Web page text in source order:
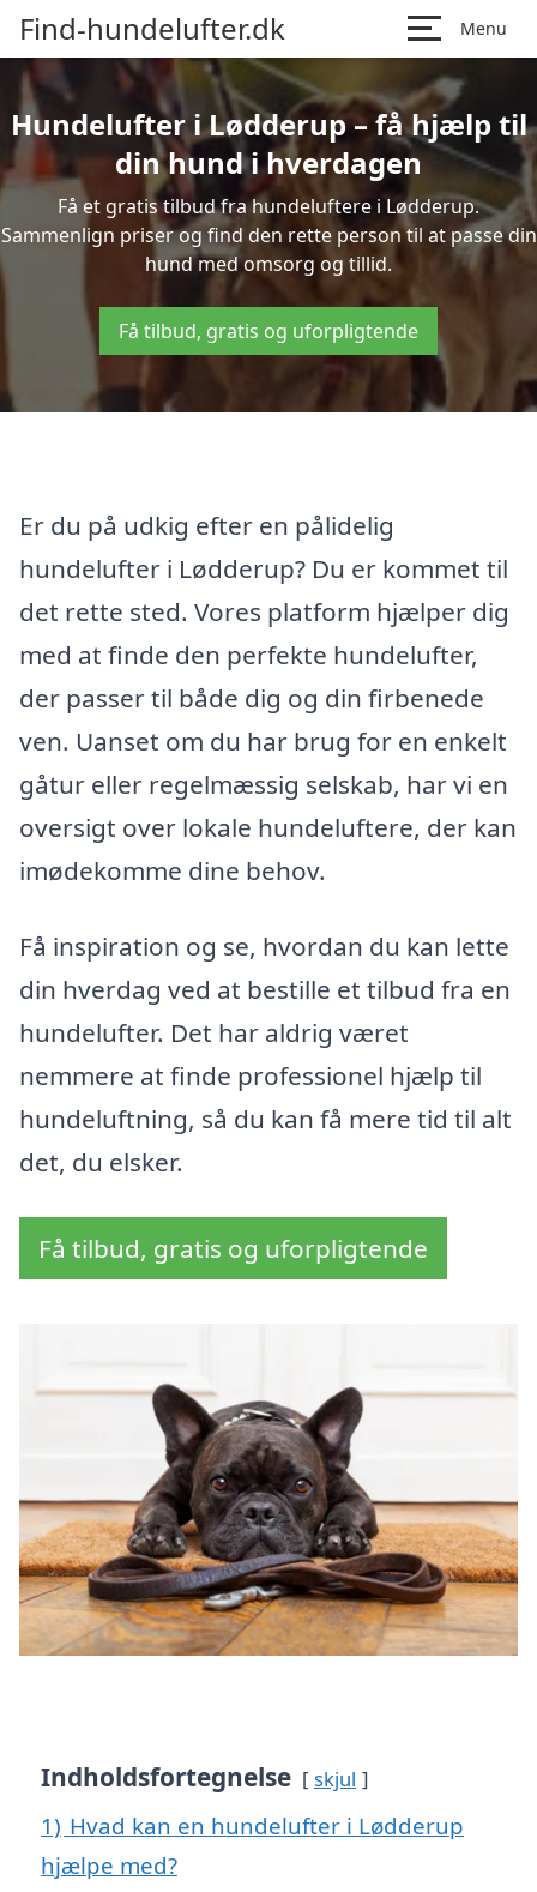
Find-hundelufter.dk Menu
Hundelufter i Lødderup – få hjælp til
din hund i hverdagen
Få et gratis tilbud fra hundeluftere i Lødderup.
Sammenlign priser og find den rette person til at passe din
hund med omsorg og tillid.
Få tilbud, gratis og uforpligtende
Er du på udkig efter en pålidelig
hundelufter i Lødderup? Du er kommet til
det rette sted. Vores platform hjælper dig
med at finde den perfekte hundelufter,
der passer til både dig og din firbenede
ven. Uanset om du har brug for en enkelt
gåtur eller regelmæssig selskab, har vi en
oversigt over lokale hundeluftere, der kan
imødekomme dine behov.
Få inspiration og se, hvordan du kan lette
din hverdag ved at bestille et tilbud fra en
hundelufter. Det har aldrig været
nemmere at finde professionel hjælp til
hundeluftning, så du kan få mere tid til alt
det, du elsker.
Få tilbud, gratis og uforpligtende
Indholdsfortegnelse skjul
1) Hvad kan en hundelufter i Lødderup
hjælpe med?